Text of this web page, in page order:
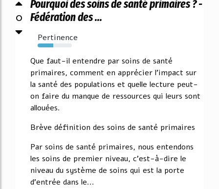
0
Pourquoi des soins de santé primaires ? -
Fédération des ...
Pertinence
46%
Que faut-il entendre par soins de santé
primaires, comment en apprécier l'impact sur
la santé des populations et quelle lecture peut-
on faire du manque de ressources qui leurs sont
allouées.
Brève définition des soins de santé primaires
Par soins de santé primaires, nous entendons
les soins de premier niveau, c'est-à-dire le
niveau du système de soins qui est la porte
d'entrée dans le...